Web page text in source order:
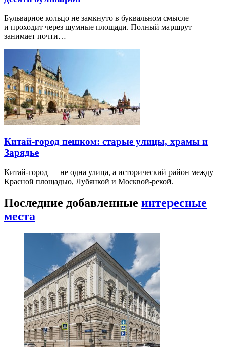
Бульварное кольцо не замкнуто в буквальном смысле
и проходит через шумные площади. Полный маршрут
занимает почти…
Китай-город пешком: старые улицы, храмы и
Зарядье
Китай-город — не одна улица, а исторический район между
Красной площадью, Лубянкой и Москвой-рекой.
Последние добавленные интересные
места